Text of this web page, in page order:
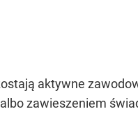
aktywne
zawieszeniem